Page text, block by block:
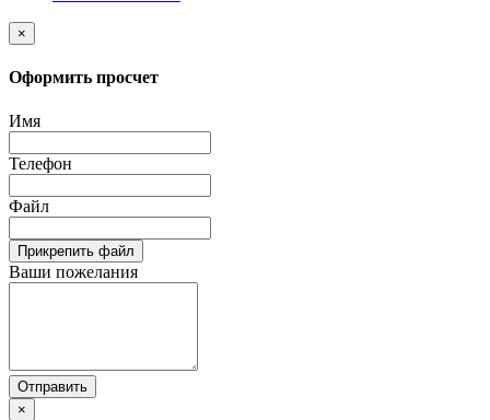
×
Оформить просчет
Имя
Телефон
Файл
Прикрепить файл
Ваши пожелания
Отправить
×